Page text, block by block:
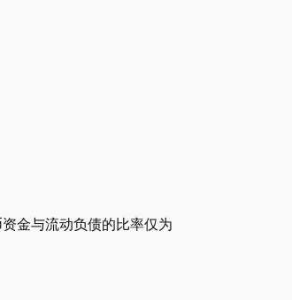
金与流动负债的比率仅为